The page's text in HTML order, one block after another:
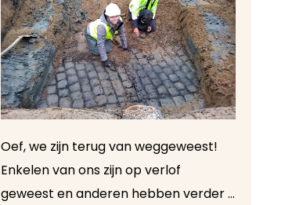
Oef, we zijn terug van weggeweest!
Enkelen van ons zijn op verlof
geweest en anderen hebben verder gewerkt op de opgraving van het GM-terrein. Wat is er allemaal gebeurd de afgelopen weken? We bezorgen jullie hierbij weer graag een overzicht van de gebeurtenissen en leuke anekdotes van de voorbije weken.